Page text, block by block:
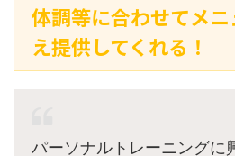
体調等に合わせてメ
え提供してくれる！
パーソナルトレーニングに